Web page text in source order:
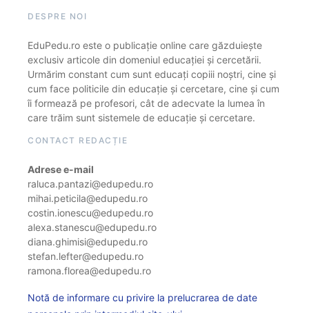
DESPRE NOI
EduPedu.ro este o publicație online care găzduiește
exclusiv articole din domeniul educației și cercetării.
Urmărim constant cum sunt educați copiii noștri, cine și
cum face politicile din educație și cercetare, cine și cum
îi formează pe profesori, cât de adecvate la lumea în
care trăim sunt sistemele de educație și cercetare.
CONTACT REDACȚIE
Adrese e-mail
raluca.pantazi@edupedu.ro
mihai.peticila@edupedu.ro
costin.ionescu@edupedu.ro
alexa.stanescu@edupedu.ro
diana.ghimisi@edupedu.ro
stefan.lefter@edupedu.ro
ramona.florea@edupedu.ro
Notă de informare cu privire la prelucrarea de date